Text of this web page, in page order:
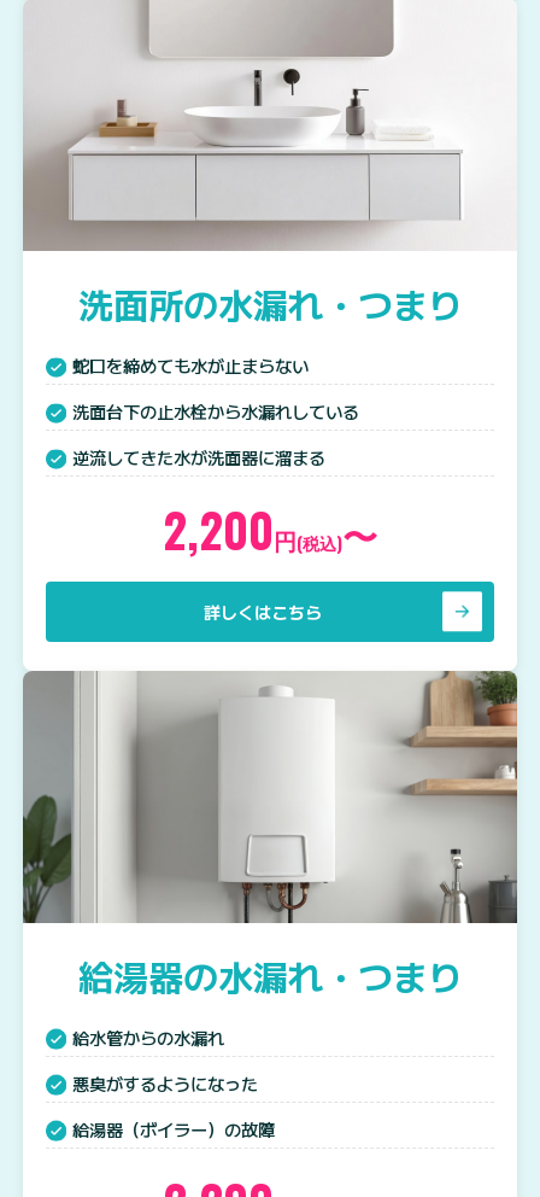
洗面所の水漏れ・つまり
蛇口を締めても水が止まらない
洗面台下の止水栓から水漏れしている
逆流してきた水が洗面器に溜まる
2,200円(税込)〜
詳しくはこちら
給湯器の水漏れ・つまり
給水管からの水漏れ
悪臭がするようになった
給湯器（ボイラー）の故障